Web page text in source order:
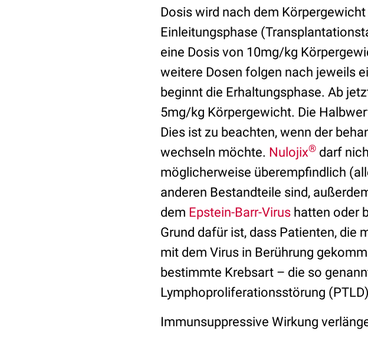
Dosis wird nach dem
Einleitungsphase
eine Dosis von 10mg/kg
weitere Dosen folgen nach jeweils
beginnt die Erhaltungsphase. Ab
5mg/kg Körpergewicht. Die
Dies ist zu beachten, wenn der
wechseln möchte. Nulojix® darf
möglicherweise überempfindlich
anderen Bestandteile sind,
dem Epstein-Barr-Virus hatten oder
Grund dafür ist, dass Patienten, die
mit dem Virus in Berührung
bestimmte Krebsart – die so
Lymphoproliferationsstörung
Immunsuppressive Wirkung